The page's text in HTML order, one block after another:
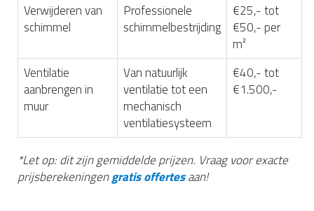
Verwijderen van
schimmel
Professionele
schimmelbestrijding
€25,- tot
€50,- per
m²
Ventilatie
aanbrengen in
muur
Van natuurlijk
ventilatie tot een
mechanisch
ventilatiesysteem
€40,- tot
€1.500,-
*Let op: dit zijn gemiddelde prijzen. Vraag voor exacte
prijsberekeningengratis offertesaan!